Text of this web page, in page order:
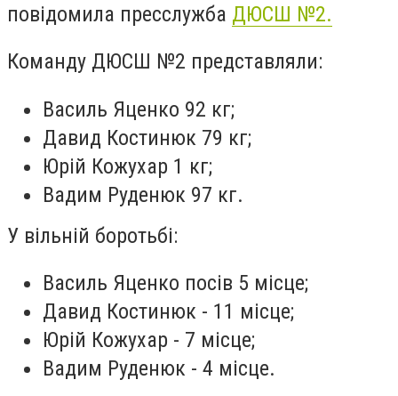
повідомила пресслужба ДЮСШ №2.
Команду ДЮСШ №2 представляли:
Василь Яценко 92 кг;
Давид Костинюк 79 кг;
Юрій Кожухар 1 кг;
Вадим Руденюк 97 кг.
У вільній боротьбі:
Василь Яценко посів 5 місце;
Давид Костинюк - 11 місце;
Юрій Кожухар - 7 місце;
Вадим Руденюк - 4 місце.